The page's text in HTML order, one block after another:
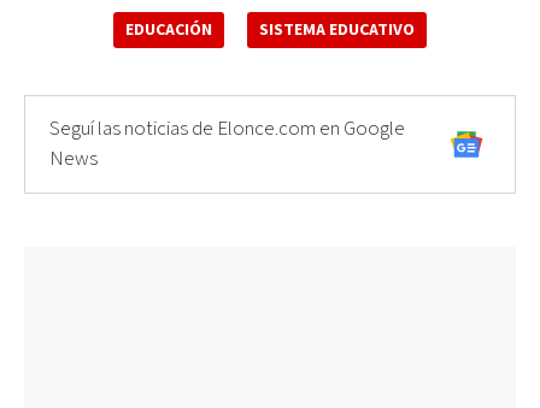
EDUCACIÓN SISTEMA EDUCATIVO
Seguí las noticias de Elonce.com en Google
News